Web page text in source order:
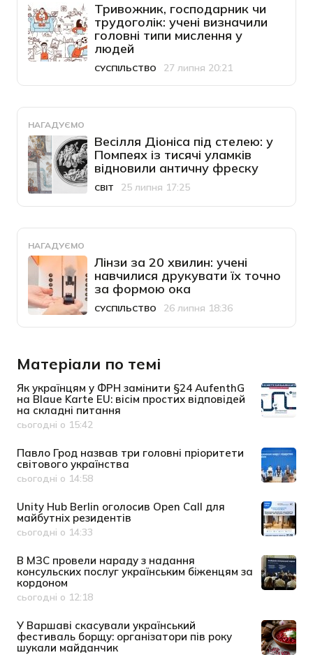
Тривожник, господарник чи
трудоголік: учені визначили
головні типи мислення у
людей
Категорія
СУСПІЛЬСТВО
Дата публікації27 липня 20:21
НАГАДУЄМО
Весілля Діоніса під стелею: у
Помпеях із тисячі уламків
відновили античну фреску
Категорія
СВІТ
Дата публікації
25 липня 17:25
НАГАДУЄМО
Лінзи за 20 хвилин: учені
навчилися друкувати їх точно
за формою ока
Категорія
СУСПІЛЬСТВО
Дата публікації26 липня 18:36
Матеріали по темі
Як українцям у ФРН замінити §24 AufenthG
на Blaue Karte EU: вісім простих відповідей
на складні питання
Дата публікації
сьогодні о 15:42
Павло Грод назвав три головні пріоритети
світового українства
Дата публікації
сьогодні о 14:58
Unity Hub Berlin оголосив Open Call для
майбутніх резидентів
Дата публікації
сьогодні о 14:33
В МЗС провели нараду з надання
консульских послуг українським біженцям за
кордоном
Дата публікації
сьогодні о 12:18
У Варшаві скасували український
фестиваль борщу: організатори пів року
шукали майданчик